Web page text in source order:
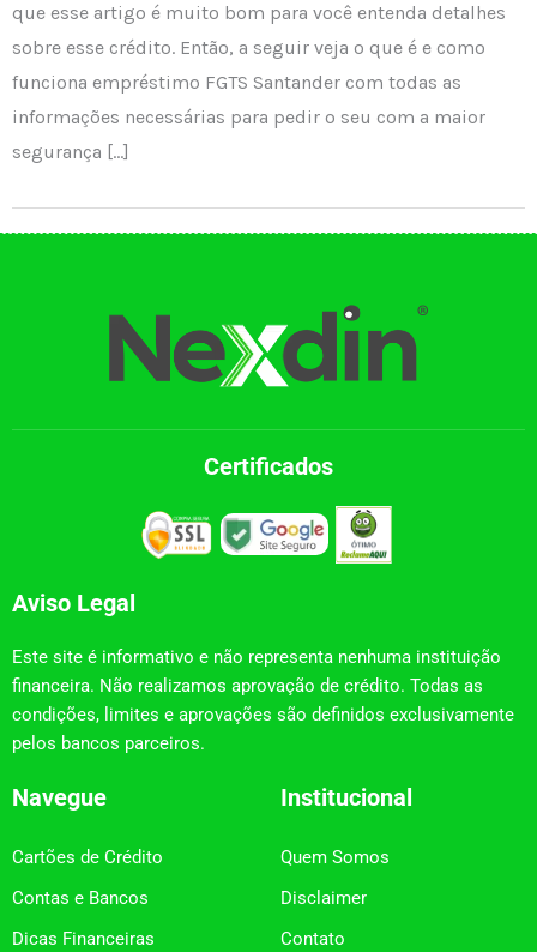
que esse artigo é muito bom para você entenda detalhes
sobre esse crédito. Então, a seguir veja o que é e como
funciona empréstimo FGTS Santander com todas as
informações necessárias para pedir o seu com a maior
segurança […]
Certificados
Aviso Legal
Este site é informativo e não representa nenhuma instituição
financeira. Não realizamos aprovação de crédito. Todas as
condições, limites e aprovações são definidos exclusivamente
pelos bancos parceiros.
Navegue
Cartões de Crédito
Contas e Bancos
Dicas Financeiras
Institucional
Quem Somos
Disclaimer
Contato